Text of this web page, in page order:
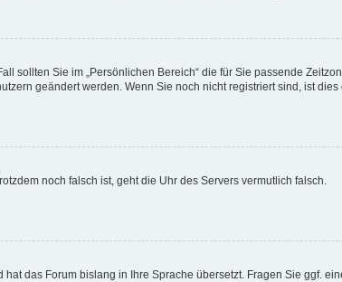
sollten Sie im „Persönlichen Bereich“ die für Sie passende
geändert werden. Wenn Sie noch nicht registriert sind, ist dies
noch falsch ist, geht die Uhr des Servers vermutlich falsch.
das Forum bislang in Ihre Sprache übersetzt. Fragen Sie ggf.